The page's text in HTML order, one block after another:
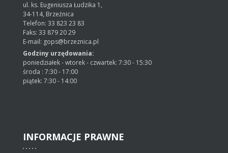
ul. ks. Eugeniusza Łudzika 1,
34-114, Brzeźnica
Telefon: 33 823 23 83
Faks: 33 879 20 29
E-mail: gops@brzeznica.pl
Godziny urzędowania:
poniedziałek - wtorek - czwartek: 7:30 - 15:30
środa : 7:30 - 17:00
piątek: 7:30 - 14:00
INFORMACJE PRAWNE